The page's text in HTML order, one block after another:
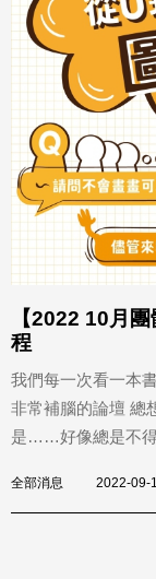
【2022 10月
程
我們每一次看一本
非常補腦的論壇
是……好像總是不得
全部消息 2022-09-